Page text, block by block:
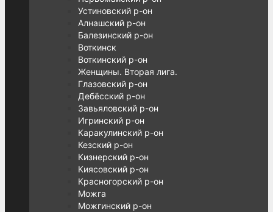
Устиновский р-он
Алнашский р-он
Балезинский р-он
Воткинск
Воткинский р-он
Женщины. Вторая лига.
Глазовский р-он
Дебёсский р-он
Завьяловский р-он
Игринский р-он
Каракулинский р-он
Кезский р-он
Кизнерский р-он
Киясовский р-он
Красногорский р-он
Можга
Можгинский р-он